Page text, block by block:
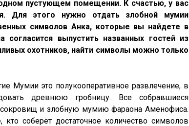
пустующем помещении. К счастью, у вас
Для этого нужно отдать злобной мумии
символов Анка, которые вы найдете в
выпустить названных гостей из
охотников, найти символы можно только
Мумии это полукооперативное развлечение, в
древнюю гробницу. Все собравшиеся
сокровищ и злобную мумию фараона Аменофиса.
соберёт достаточное количество символов